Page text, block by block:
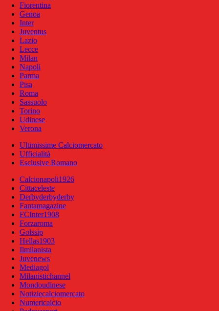
Fiorentina
Genoa
Inter
Juventus
Lazio
Lecce
Milan
Napoli
Parma
Pisa
Roma
Sassuolo
Torino
Udinese
Verona
Ultimissime Calciomercato
Ufficialità
Esclusive Romano
Calcionapoli1926
Cittaceleste
Derbyderbyderby
Fantamagazine
FCInter1908
Forzaroma
Golssip
Hellas1903
Ilmilanista
Juvenews
Mediagol
Milanistichannel
Mondoudinese
Notiziecalciomercato
Numericalcio